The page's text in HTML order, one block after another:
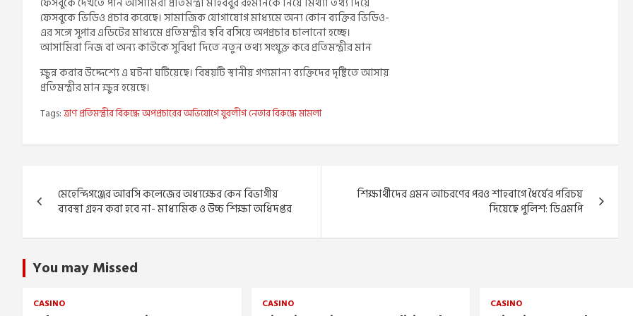
ফেসবুকে ভিডিও প্রচার করেছে। সামাজিক যোগাযোগ মাধ্যমে অন্য কোন ব্যক্তির ভিডিও-
এর সঙ্গে সুপার এডিটের মাধ্যমে প্রতিমন্ত্রীর ছবি বসিয়ে অপপ্রচার চালানো হচ্ছে।
আসামিরা নিজ বা অন্য কাউকে সুবিধা দিতে নতুন তথ্য সংযুক্ত করে প্রতিমন্ত্রীর মান
ক্ষুন্ন করার উদ্দেশ্যে এ ঘটনা ঘটিয়েছে। বিষয়টি স্থানীয় গণ্যমান্য ব্যক্তিদের দৃষ্টিতে আসায়
প্রতিমন্ত্রীর মান ক্ষুন্ন হয়েছে।
Tags:ত্রাণ প্রতিমন্ত্রীর বিরুদ্ধে অপপ্রচারের অভিযোগে যুবলীগ নেতার বিরুদ্ধে মামলা
navigation
মেহেন্দিগঞ্জের আরসি কলেজের অধ্যক্ষের কেন বিভাগীয়
ব্যবস্থা গ্রহন করা হবে না- মাধ্যমিক ও উচ্চ শিক্ষা অধিদপ্তর
শিক্ষার্থীদের এমন আচরণের পরও শাহবাগে ধৈর্যের পরিচয়
দিয়েছে পুলিশ: ডিএমপি
You may Missed
CASINO CASINO CASINO